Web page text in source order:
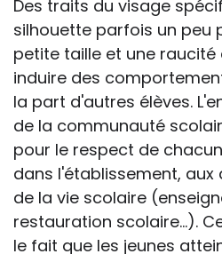
Des traits du visage
silhouette parfois un peu
petite taille et une raucité
induire des
la part d'autres élèves.
de la communauté
pour le respect de
dans l'établissement,
de la vie scolaire
restauration scolaire...).
le fait que les jeunes